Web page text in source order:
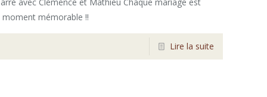
mémorable !!
Lire la suite